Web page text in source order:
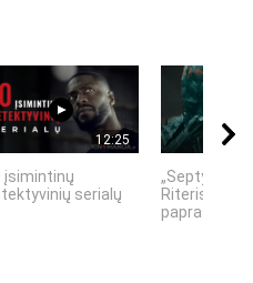
12:25
įsimintinų
serialų
„Septynių
Riteris" – kai